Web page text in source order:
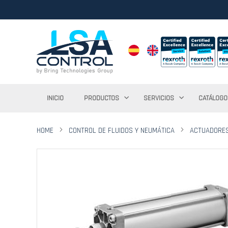
INICIO PRODUCTOS SERVICIOS
HOME CONTROL DE FLUIDOS Y NEUMÁTICA